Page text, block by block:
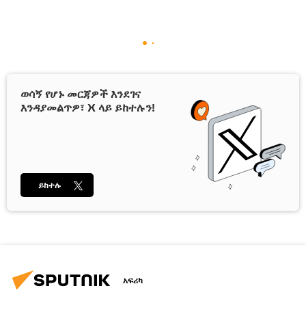
ወሳኝ የሆኑ መርጃዎች እንደገና
እንዳያመልጥዎ፣ X ላይ ይከተሉን!
ይከተሉ
አፍሪካ